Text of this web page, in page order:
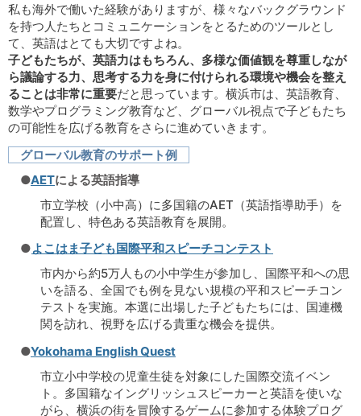
私も海外で働いた経験がありますが、様々なバックグラウンド
を持つ人たちとコミュニケーションをとるためのツールとし
て、英語はとても大切ですよね。
子どもたちが、英語力はもちろん、多様な価値観を尊重しなが
ら議論する力、思考する力を身に付けられる環境や機会を整え
ることは非常に重要だと思っています。横浜市は、英語教育、
数学やプログラミング教育など、グローバル視点で子どもたち
の可能性を広げる教育をさらに進めていきます。
グローバル教育のサポート例
●AETによる英語指導
市立学校（小中高）に多国籍のAET（英語指導助手）を
配置し、特色ある英語教育を展開。
●よこはま子ども国際平和スピーチコンテスト
市内から約5万人もの小中学生が参加し、国際平和への思
いを語る、全国でも例を見ない規模の平和スピーチコン
テストを実施。本選に出場した子どもたちには、国連機
関を訪れ、視野を広げる貴重な機会を提供。
●Yokohama English Quest
市立小中学校の児童生徒を対象にした国際交流イベン
ト。多国籍なイングリッシュスピーカーと英語を使いな
がら、横浜の街を冒険するゲームに参加する体験プログ